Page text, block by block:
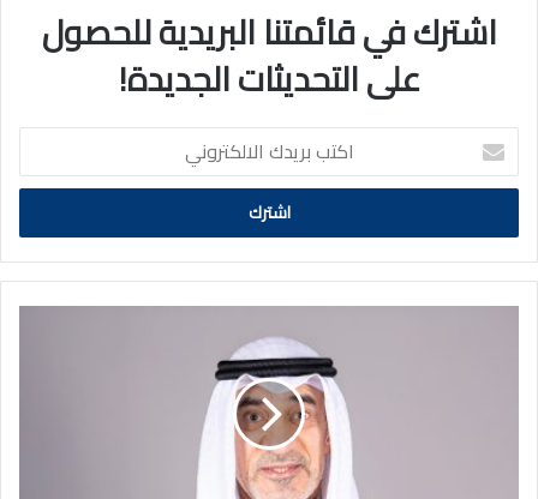
اشترك في قائمتنا البريدية للحصول
على التحديثات الجديدة!
اكتب
بريدك
الالكتروني